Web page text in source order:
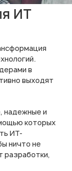
ИТ
в
выходят
надежные и
которых
ИТ-
ничто не
разработки,